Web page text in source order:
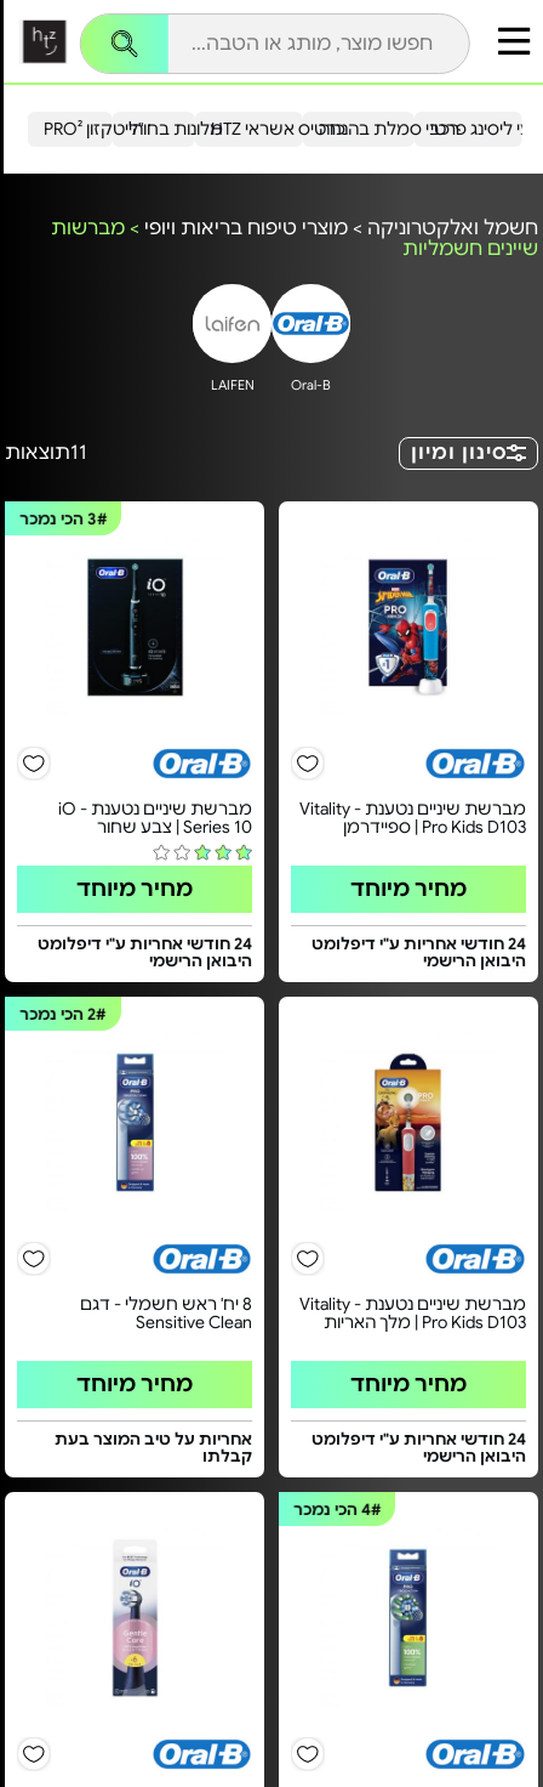
הייטקזון PRO²מלונות בחו"ל כרטיס אשראי HTZ ליסינג פרטירכבי סמלת בהנחה
חשמל ואלקטרוניקה > מוצרי טיפוח בריאות ויופי > מברשות
שיינים חשמליות
Oral-B
LAIFEN
סינון ומיון 11תוצאות
מברשת שיניים נטענת - Vitality
Pro Kids D103 | ספיידרמן
מחיר מיוחד
24 חודשי אחריות ע"י דיפלומט
היבואן הרישמי
3#הכי נמכר
מברשת שיניים נטענת - iO
Series 10 | צבע שחור
מחיר מיוחד
24 חודשי אחריות ע"י דיפלומט
היבואן הרישמי
מברשת שיניים נטענת - Vitality
Pro Kids D103 | מלך האריות
מחיר מיוחד
24 חודשי אחריות ע"י דיפלומט
היבואן הרישמי
2#הכי נמכר
8 יח' ראש חשמלי - דגם
Sensitive Clean
מחיר מיוחד
אחריות על טיב המוצר בעת
קבלתו
4#הכי נמכר